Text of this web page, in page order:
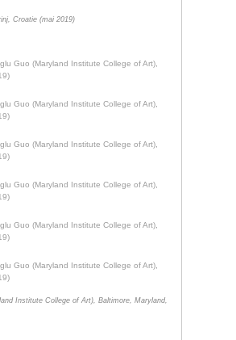
Croatie (mai 2019)
Institute College of Art), Baltimore, Maryland,